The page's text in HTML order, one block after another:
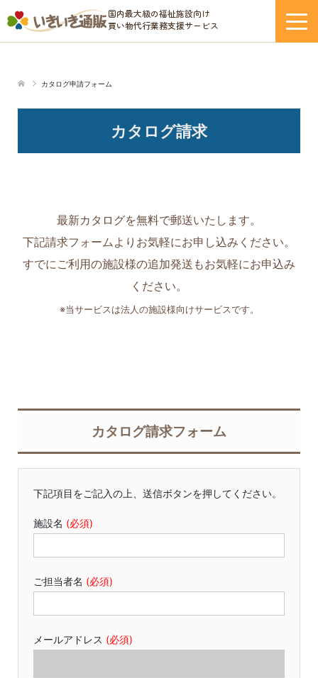
国内最大級の福祉施設向け
買い物代行業務支援サービス
サービス紹介
ー 取り扱い商品
各種資料
ー いきいき通販WEBカタログ
ー 利用申し込み書ダウンロード
お知らせ
カタログ申請フォーム
カタログ請求
最新カタログを無料で郵送いたします。
下記請求フォームよりお気軽にお申し込みください。
すでにご利用の施設様の追加発送もお気軽にお申込み
ください。
※当サービスは法人の施設様向けサービスです。
カタログ請求フォーム
下記項目をご記入の上、送信ボタンを押してください。
施設名 (必須)
ご担当者名 (必須)
メールアドレス (必須)